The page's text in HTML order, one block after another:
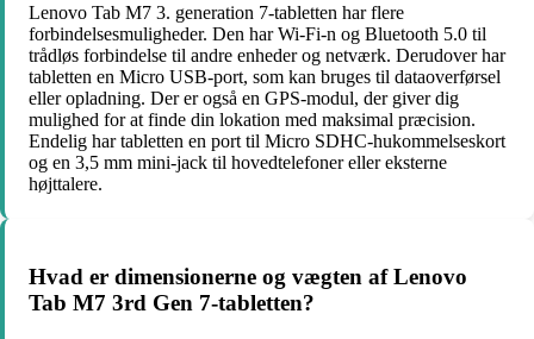
Lenovo Tab M7 3. generation 7-tabletten har flere
forbindelsesmuligheder. Den har Wi-Fi-n og Bluetooth 5.0 til
trådløs forbindelse til andre enheder og netværk. Derudover har
tabletten en Micro USB-port, som kan bruges til dataoverførsel
eller opladning. Der er også en GPS-modul, der giver dig
mulighed for at finde din lokation med maksimal præcision.
Endelig har tabletten en port til Micro SDHC-hukommelseskort
og en 3,5 mm mini-jack til hovedtelefoner eller eksterne
højttalere.
Hvad er dimensionerne og vægten af Lenovo
Tab M7 3rd Gen 7-tabletten?